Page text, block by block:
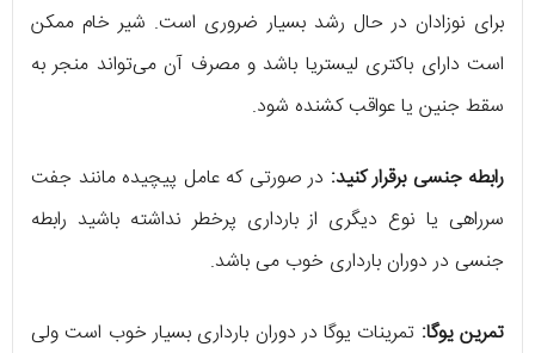
برای نوزادان در حال رشد بسیار ضروری است. شیر خام ممکن
است دارای باکتری لیستریا باشد و مصرف آن می‌تواند منجر به
سقط جنین یا عواقب کشنده شود.
رابطه جنسی برقرار کنید: در صورتی که عامل پیچیده مانند جفت
سرراهی یا نوع دیگری از بارداری پرخطر نداشته باشید رابطه
جنسی در دوران بارداری خوب می باشد.
تمرین یوگا: تمرینات یوگا در دوران بارداری بسیار خوب است ولی